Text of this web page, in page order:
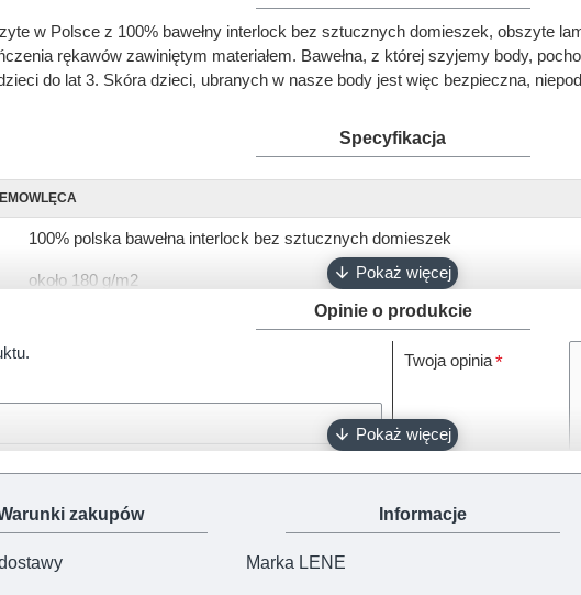
w Polsce z 100% bawełny interlock bez sztucznych domieszek, obszyte
rękawów zawiniętym materiałem. Bawełna, z której szyjemy body,
do lat 3. Skóra dzieci, ubranych w nasze body jest więc bezpieczna,
Specyfikacja
100% polska bawełna interlock bez sztucznych domieszek
około 180 g/m2
biały, różowy, ciemny róż, błękitny, turkusowy, szary, granatowy, czarny
napy bezniklowe
100% polski produkt - Marka Lene
Opinie o produkcie
Twoja opinia
zakupów Informacje
Marka LENE